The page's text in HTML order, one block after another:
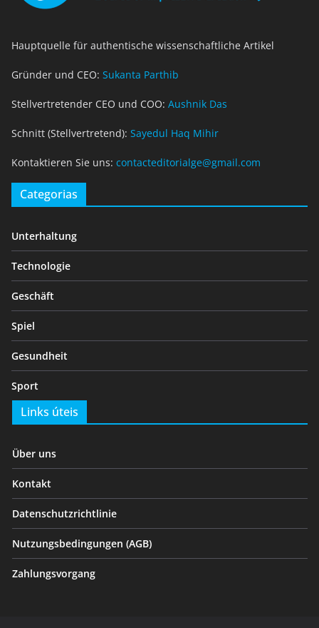
Hauptquelle für authentische wissenschaftliche Artikel
Gründer und CEO: Sukanta Parthib
Stellvertretender CEO und COO: Aushnik Das
Schnitt (Stellvertretend): Sayedul Haq Mihir
Kontaktieren Sie uns: contacteditorialge@gmail.com
Categorias
Unterhaltung
Technologie
Geschäft
Spiel
Gesundheit
Sport
Links úteis
Über uns
Kontakt
Datenschutzrichtlinie
Nutzungsbedingungen (AGB)
Zahlungsvorgang